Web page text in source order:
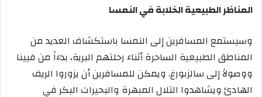
المناظر الطبيعية الخلابة في النمسا
وسيستمع المسافرين إلى النمسا باستكشاف العديد من
المناطق الطبيعية الساحرة أثناء رحلتهم البرية، بدءاً من فيينا
ووصولاً إلى سالزبورغ. ويمكن للمسافرين أن يزوروا الريف
الهادئ ويشاهدوا التلال المبهرة والبحيرات البكر في